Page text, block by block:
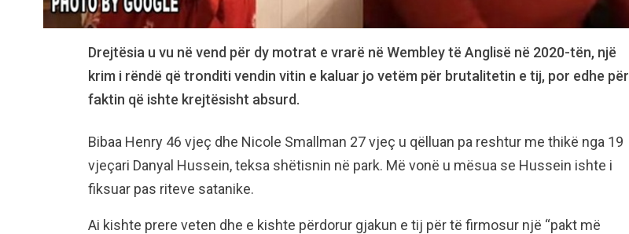
Drejtësia u vu në vend për dy motrat e vrarë në Wembley të Anglisë në 2020-tën, një
krim i rëndë që tronditi vendin vitin e kaluar jo vetëm për brutalitetin e tij, por edhe për
faktin që ishte krejtësisht absurd.
Bibaa Henry 46 vjeç dhe Nicole Smallman 27 vjeç u qëlluan pa reshtur me thikë nga 19
vjeçari Danyal Hussein, teksa shëtisnin në park. Më vonë u mësua se Hussein ishte i
fiksuar pas riteve satanike.
Ai kishte prere veten dhe e kishte përdorur gjakun e tij për të firmosur një “pakt më